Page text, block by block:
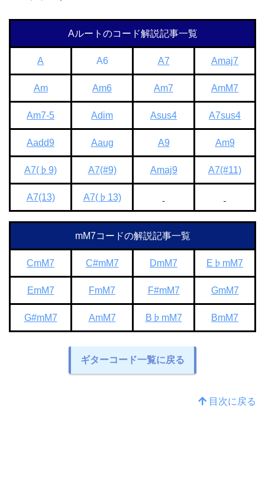
Aルートのコード解説記事一覧
A A6 A7 Amaj7
Am Am6 Am7 AmM7
Am7-5 Adim Asus4 A7sus4
Aadd9 Aaug A9 Am9
A7(♭9) A7(#9) Amaj9 A7(#11)
A7(13) A7(♭13)
mM7コードの解説記事一覧
CmM7 C#mM7 DmM7 E♭mM7
EmM7 FmM7 F#mM7 GmM7
G#mM7 AmM7 B♭mM7 BmM7
ギターコード一覧に戻る
目次に戻る